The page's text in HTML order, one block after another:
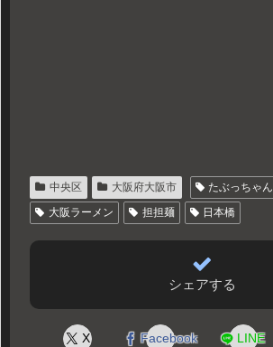
中央区 大阪府大阪市
たぶっちゃん
大阪ラーメン
担担麺 日本橋
シェアする
X Facebook LINE